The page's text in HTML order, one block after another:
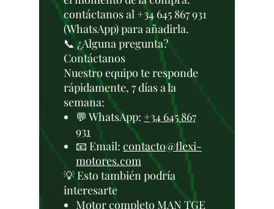
contáctanos al +34 645 867 931
(WhatsApp) para añadirla.
📞 ¿Alguna pregunta?
Contáctanos
Nuestro equipo te responde
rápidamente, 7 días a la
semana:
💬 WhatsApp: +34 645 867
931
📧 Email: contacto@flexi-
motores.com
💡 Esto también podría
interesarte
Motor completo MAN TGE